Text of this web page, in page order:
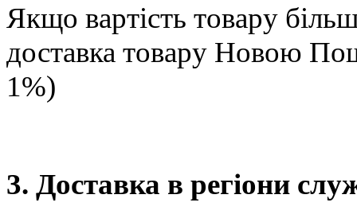
Якщо вартість товару
доставка товару Новою
1%)
3. Доставка в регіони